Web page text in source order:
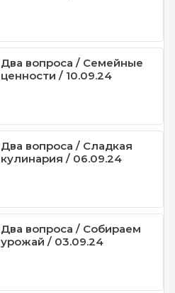
Два вопроса / Семейные
ценности / 10.09.24
Два вопроса / Сладкая
кулинария / 06.09.24
Два вопроса / Собираем
урожай / 03.09.24